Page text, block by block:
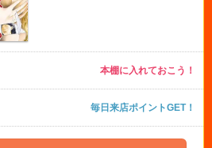
本棚に入れておこう！
毎日来店ポイントGET！